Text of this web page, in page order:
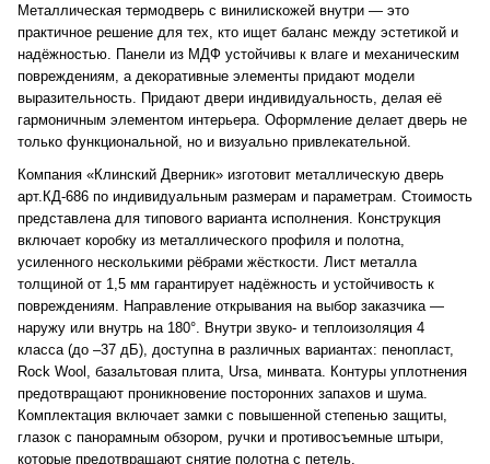
Металлическая термодверь с винилискожей внутри — это
практичное решение для тех, кто ищет баланс между эстетикой и
надёжностью. Панели из МДФ устойчивы к влаге и механическим
повреждениям, а декоративные элементы придают модели
выразительность. Придают двери индивидуальность, делая её
гармоничным элементом интерьера. Оформление делает дверь не
только функциональной, но и визуально привлекательной.
Компания «Клинский Дверник» изготовит металлическую дверь
арт.КД-686 по индивидуальным размерам и параметрам. Стоимость
представлена для типового варианта исполнения. Конструкция
включает коробку из металлического профиля и полотна,
усиленного несколькими рёбрами жёсткости. Лист металла
толщиной от 1,5 мм гарантирует надёжность и устойчивость к
повреждениям. Направление открывания на выбор заказчика —
наружу или внутрь на 180°. Внутри звуко- и теплоизоляция 4
класса (до –37 дБ), доступна в различных вариантах: пенопласт,
Rock Wool, базальтовая плита, Ursa, минвата. Контуры уплотнения
предотвращают проникновение посторонних запахов и шума.
Комплектация включает замки с повышенной степенью защиты,
глазок с панорамным обзором, ручки и противосъемные штыри,
которые предотвращают снятие полотна с петель.